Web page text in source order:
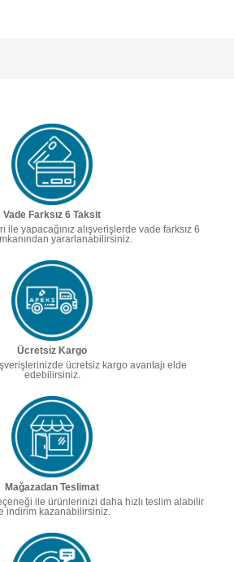
Vade Farksız 6 Taksit
ile yapacağınız alışverişlerde vade farksız 6
yararlanabilirsiniz.
Ücretsiz Kargo
ücretsiz kargo avantajı elde
edebilirsiniz.
Mağazadan Teslimat
ile ürünlerinizi daha hızlı teslim alabilir
indirim kazanabilirsiniz.